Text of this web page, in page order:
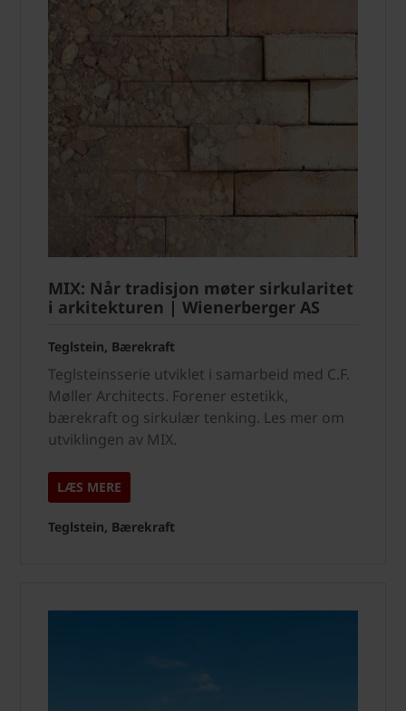
MIX: Når tradisjon møter sirkularitet
i arkitekturen | Wienerberger AS
Teglstein, Bærekraft
Teglsteinsserie utviklet i samarbeid med C.F.
Møller Architects. Forener estetikk,
bærekraft og sirkulær tenking. Les mer om
utviklingen av MIX.
LÆS MERE
Teglstein, Bærekraft